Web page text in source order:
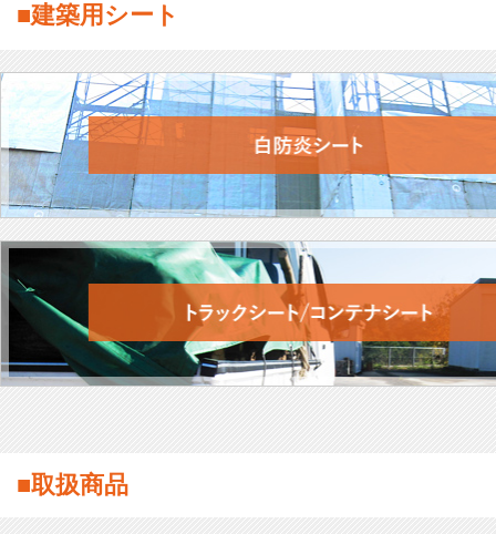
■建築用シート
■取扱商品